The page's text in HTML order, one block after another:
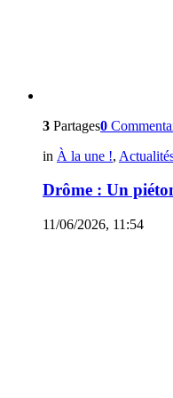
3 Partages0
in À la une !,
Drôme : Un
11/06/2026, 11:54